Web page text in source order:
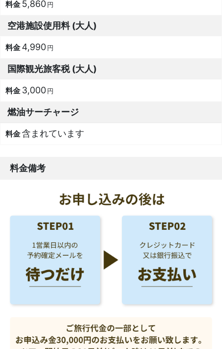
5,860円
空港施設使用料 (大人)
4,990円
国際観光旅客税 (大人)
3,000円
燃油サーチャージ
含まれています
料金備考